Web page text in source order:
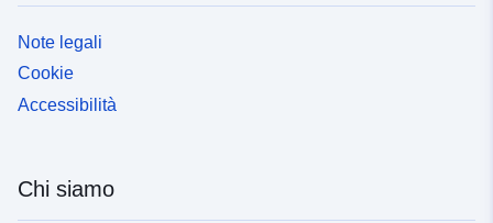
Note legali
Cookie
Accessibilità
Chi siamo